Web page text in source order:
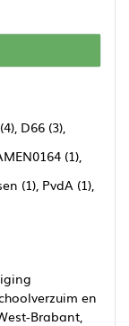
D66 (3),
(1),
(1), PvdA (1),
en
Brabant,